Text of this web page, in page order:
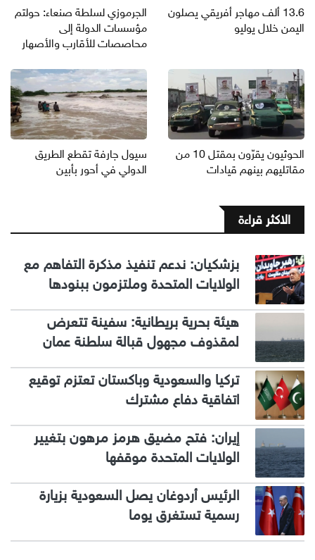
13.6 ألف مهاجر أفريقي يصلون
اليمن خلال يوليو
الجرموزي لسلطة صنعاء: حولتم
مؤسسات الدولة إلى
محاصصات للأقارب والأصهار
الحوثيون يقرّون بمقتل 10 من
مقاتليهم بينهم قيادات
سيول جارفة تقطع الطريق
الدولي في أحور بأبين
الاكثر قراءة
بزشكيان: ندعم تنفيذ مذكرة التفاهم مع
الولايات المتحدة وملتزمون ببنودها
هيئة بحرية بريطانية: سفينة تتعرض
لمقذوف مجهول قبالة سلطنة عمان
تركيا والسعودية وباكستان تعتزم توقيع
اتفاقية دفاع مشترك
إيران: فتح مضيق هرمز مرهون بتغيير
الولايات المتحدة موقفها
الرئيس أردوغان يصل السعودية بزيارة
رسمية تستغرق يوما